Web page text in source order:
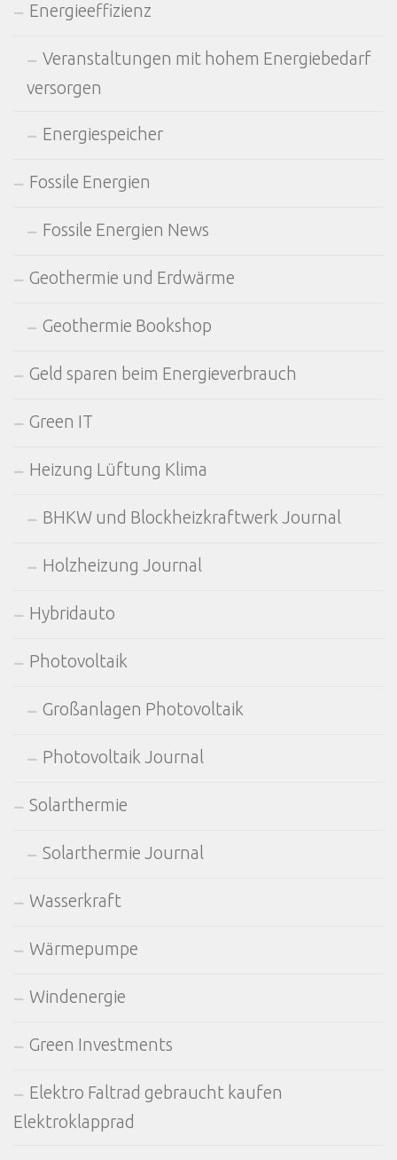
Energieeffizienz
Veranstaltungen mit hohem Energiebedarf
versorgen
Energiespeicher
Fossile Energien
Fossile Energien News
Geothermie und Erdwärme
Geothermie Bookshop
Geld sparen beim Energieverbrauch
Green IT
Heizung Lüftung Klima
BHKW und Blockheizkraftwerk Journal
Holzheizung Journal
Hybridauto
Photovoltaik
Großanlagen Photovoltaik
Photovoltaik Journal
Solarthermie
Solarthermie Journal
Wasserkraft
Wärmepumpe
Windenergie
Green Investments
Elektro Faltrad gebraucht kaufen
Elektroklapprad